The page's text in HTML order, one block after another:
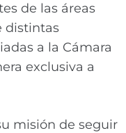
de las áreas
distintas
a la Cámara
exclusiva a
misión de seguir